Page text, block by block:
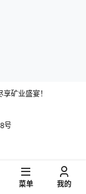
矿业盛宴！
号
菜单 我的